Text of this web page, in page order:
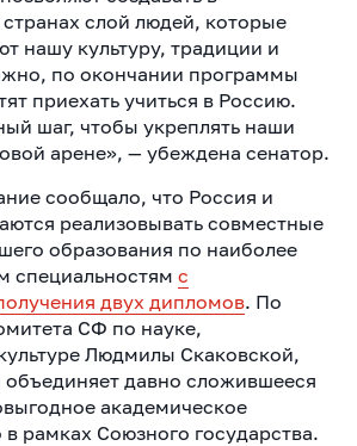
слой людей, которые
нашу культуру, традиции и
по окончании программы
приехать учиться в Россию.
шаг, чтобы укреплять наши
арене», — убеждена сенатор.
сообщало, что Россия и
реализовывать совместные
образования по наиболее
специальностям с
двух дипломов. По
СФ по науке,
Людмилы Скаковской,
объединяет давно сложившееся
академическое
в рамках Союзного государства.